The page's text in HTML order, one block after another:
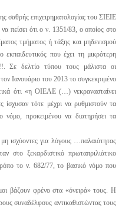
σαθρής επιχειρηματολογίας του ΣΙΕΙΕ
πείσει ότι ο ν. 1351/83, ο οποίος στο
τμήματος ή τάξης και μηδενισμού
που έχει τη μικρότερη
Σε δελτίο τύπου τους μάλιστα οι
Ιανουάριο του 2013 το συγκεκριμένο
ότι «η ΟΙΕΛΕ (…) νεκρανασταίνει
ίσχυσαν τότε μέχρι να ρυθμιστούν τα
νόμο, προκειμένου να διατηρήσει τα
ισχύοντες για λόγους …παλαιότητας
στο ξεκαρδιστικό πρωταπριλιάτικο
το ν. 682/77, το βασικό νόμο που
βάζουν φρένο στα «όνειρά» τους. Η
συναδέλφους αντικαθιστώντας τους